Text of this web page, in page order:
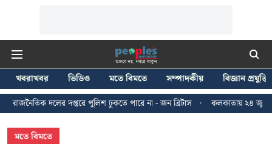
খবরাখবর ভিডিও মতে বিমতে সম্পাদকীয়
বিজ্ঞান প্রযুক্তি
পুলিশ ঢুকতে পারে না - জন ব্রিটাস
কলকাতায় ২৪ জুলাইয়ের মিছিলে
মতে বিমতে